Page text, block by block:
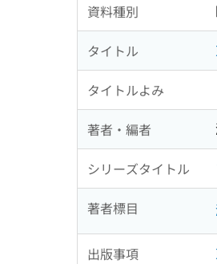
資料種別
タイトル
タイトルよみ
著者・編者
シリーズタイトル
著者標目
出版事項